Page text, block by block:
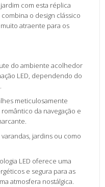
com esta réplica
o design clássico
atraente para os
do ambiente acolhedor
LED, dependendo do
meticulosamente
da navegação e
jardins ou como
LED oferece uma
e segura para as
atmosfera nostálgica.